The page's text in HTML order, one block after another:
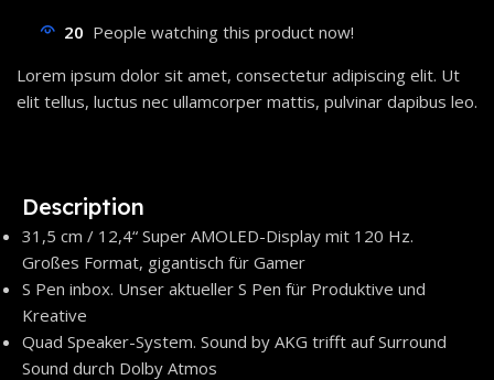
20 People watching this product now!
Lorem ipsum dolor sit amet, consectetur adipiscing elit. Ut
elit tellus, luctus nec ullamcorper mattis, pulvinar dapibus leo.
Description
31,5 cm / 12,4“ Super AMOLED-Display mit 120 Hz.
Großes Format, gigantisch für Gamer
S Pen inbox. Unser aktueller S Pen für Produktive und
Kreative
Quad Speaker-System. Sound by AKG trifft auf Surround
Sound durch Dolby Atmos